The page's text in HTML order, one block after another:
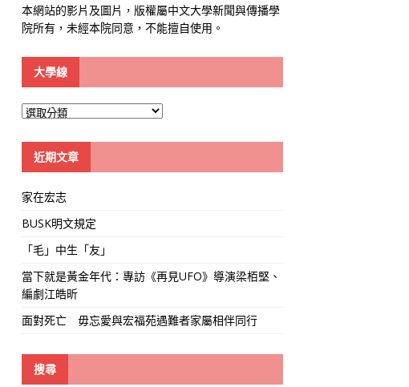
本網站的影片及圖片，版權屬中文大學新聞與傳播學
院所有，未經本院同意，不能擅自使用。
大學線
大
線
近期文章
家在宏志
BUSK明文規定
「毛」中生「友」
當下就是黃金年代：專訪《再見UFO》導演梁栢堅、
編劇江皓昕
面對死亡 毋忘愛與宏福苑遇難者家屬相伴同行
搜尋